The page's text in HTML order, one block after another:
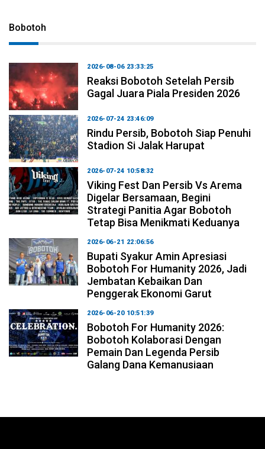
Bobotoh
2026-08-06 23:33:25
Reaksi Bobotoh Setelah Persib
Gagal Juara Piala Presiden 2026
2026-07-24 23:46:09
Rindu Persib, Bobotoh Siap Penuhi
Stadion Si Jalak Harupat
2026-07-24 10:58:32
Viking Fest Dan Persib Vs Arema
Digelar Bersamaan, Begini
Strategi Panitia Agar Bobotoh
Tetap Bisa Menikmati Keduanya
2026-06-21 22:06:56
Bupati Syakur Amin Apresiasi
Bobotoh For Humanity 2026, Jadi
Jembatan Kebaikan Dan
Penggerak Ekonomi Garut
2026-06-20 10:51:39
Bobotoh For Humanity 2026:
Bobotoh Kolaborasi Dengan
Pemain Dan Legenda Persib
Galang Dana Kemanusiaan